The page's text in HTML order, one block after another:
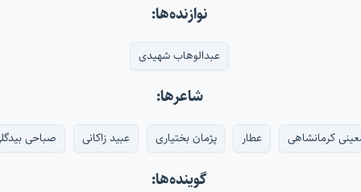
نوازنده‌ها:
عبدالوهاب شهیدی
شاعرها:
کرمانشاهی عطار پژمان بختیاری عبید زاکانی صباحی
گوینده‌ها: